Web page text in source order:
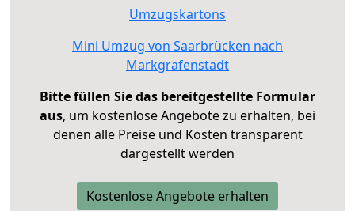
Umzugskartons
Mini Umzug von Saarbrücken nach
Markgrafenstadt
Bitte füllen Sie das bereitgestellte Formular
aus, um kostenlose Angebote zu erhalten, bei
denen alle Preise und Kosten transparent
dargestellt werden
Kostenlose Angebote erhalten